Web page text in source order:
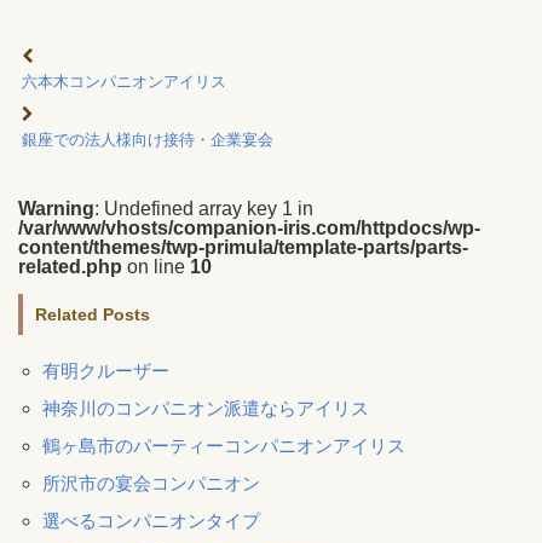
六本木コンパニオンアイリス
銀座での法人様向け接待・企業宴会
Warning: Undefined array key 1 in
/var/www/vhosts/companion-iris.com/httpdocs/wp-
content/themes/twp-primula/template-parts/parts-
related.php on line 10
Related Posts
有明クルーザー
神奈川のコンパニオン派遣ならアイリス
鶴ヶ島市のパーティーコンパニオンアイリス
所沢市の宴会コンパニオン
選べるコンパニオンタイプ